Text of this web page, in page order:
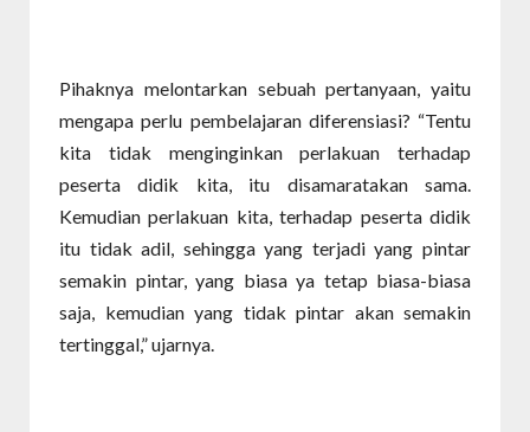
Pihaknya melontarkan sebuah pertanyaan, yaitu
mengapa perlu pembelajaran diferensiasi? “Tentu
kita tidak menginginkan perlakuan terhadap
peserta didik kita, itu disamaratakan sama.
Kemudian perlakuan kita, terhadap peserta didik
itu tidak adil, sehingga yang terjadi yang pintar
semakin pintar, yang biasa ya tetap biasa-biasa
saja, kemudian yang tidak pintar akan semakin
tertinggal,” ujarnya.